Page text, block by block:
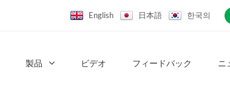
English 日本語 한국의
製品 ビデオ フィードバック ニ